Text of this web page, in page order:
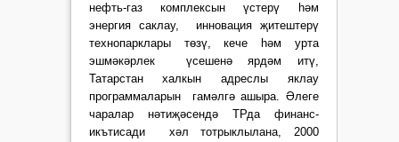
нефть-газ комплексын үстерү һәм
энергия саклау, инновация җитештерү
технопарклары төзү, кече һәм урта
эшмәкәрлек үсешенә ярдәм итү,
Татарстан халкын адреслы яклау
программаларын гамәлгә ашыра. Әлеге
чаралар нәтиҗәсендә ТРда финанс-
икътисади хәл тотрыклылана, 2000